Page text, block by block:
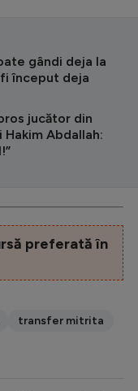
gândi deja la
început deja
jucător din
Hakim Abdallah:
preferată în
transfer mitrita